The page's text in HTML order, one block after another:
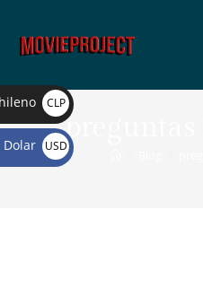
preguntas
CLP
$
Dolar
USD
$